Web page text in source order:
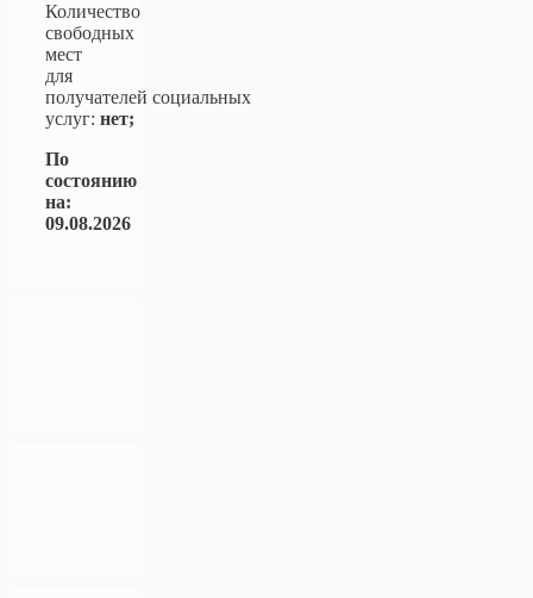
Количество
свободных
мест
для
получателей социальных
услуг: нет;
По
состоянию
на:
09.08.2026